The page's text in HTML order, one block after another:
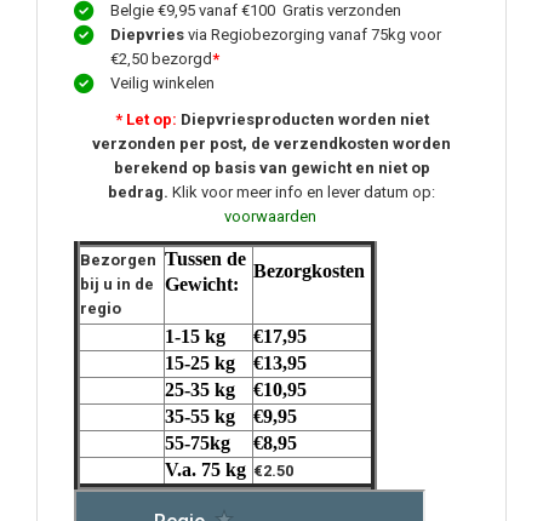
Belgie €9,95 vanaf €100 Gratis verzonden
Diepvries via Regiobezorging vanaf 75kg voor
€2,50 bezorgd*
Veilig winkelen
* Let op: Diepvriesproducten worden niet
verzonden per post, de verzendkosten worden
berekend op basis van gewicht en niet op
bedrag. Klik voor meer info en lever datum op:
voorwaarden
Bezorgen
bij u in de
regio
Tussen de
Gewicht:
Bezorgkosten
1-15 kg
€17,95
15-25 kg
€13,95
25-35 kg
€10,95
35-55 kg
€9,95
55-75kg
€8,95
V.a. 75 kg €2.50